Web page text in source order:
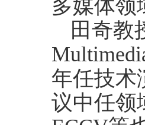
多媒体领
田奇教
年任技术
议中任领